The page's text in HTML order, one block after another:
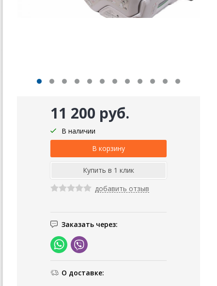
11 200 руб.
В наличии
добавить отзыв
Заказать через:
О доставке: